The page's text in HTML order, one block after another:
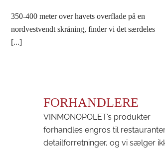
350-400 meter over havets overflade på en
nordvestvendt skråning, finder vi det særdeles
[...]
FORHANDLERE
VINMONOPOLET’s produkter
forhandles engros til
detailforretninger, og vi sælger